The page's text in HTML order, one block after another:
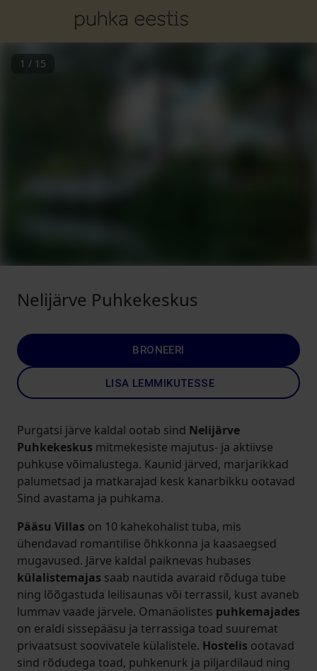
1 / 15
Nelijärve Puhkekeskus
BRONEERI
LISA LEMMIKUTESSE
Purgatsi järve kaldal ootab sind Nelijärve
Puhkekeskus mitmekesiste majutus- ja aktiivse
puhkuse võimalustega. Kaunid järved, marjarikkad
palumetsad ja matkarajad kesk kanarbikku ootavad
Sind avastama ja puhkama.
Pääsu Villas on 10 kahekohalist tuba, mis
ühendavad romantilise õhkkonna ja kaasaegsed
mugavused. Järve kaldal paiknevas hubases
külalistemajas saab nautida avaraid rõduga tube
ning lõõgastuda leilisaunas või terrassil, kust avaneb
lummav vaade järvele. Omanäolistes puhkemajades
on eraldi sissepääsu ja terrassiga toad suuremat
privaatsust soovivatele külalistele. Hostelis ootavad
sind rõdudega toad, puhkenurk ja piljardilaud ning